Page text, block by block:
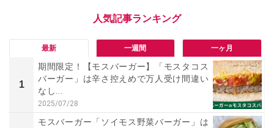
最新 一週間 一ヶ月
1
期間限定！【モスバーガー】「モスタコス
バーガー」は辛さ控えめで万人受け間違い
なし...
2025/07/28
モスバーガー「ソイモス野菜バーガー」は